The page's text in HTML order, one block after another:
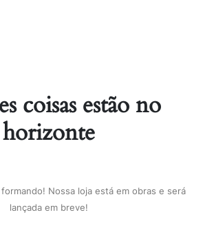
coisas estão no
horizonte
Nossa loja está em obras e será
lançada em breve!